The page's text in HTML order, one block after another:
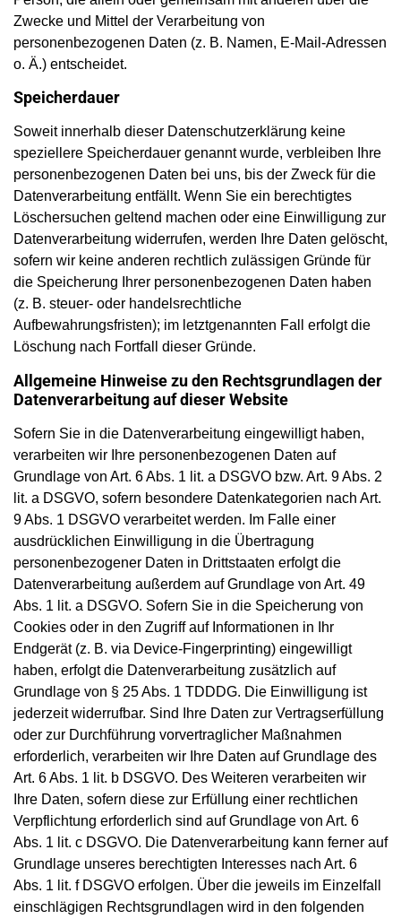
Zwecke und Mittel der Verarbeitung von
personenbezogenen Daten (z. B. Namen, E-Mail-Adressen
o. Ä.) entscheidet.
Speicherdauer
Soweit innerhalb dieser Datenschutzerklärung keine
speziellere Speicherdauer genannt wurde, verbleiben Ihre
personenbezogenen Daten bei uns, bis der Zweck für die
Datenverarbeitung entfällt. Wenn Sie ein berechtigtes
Löschersuchen geltend machen oder eine Einwilligung zur
Datenverarbeitung widerrufen, werden Ihre Daten gelöscht,
sofern wir keine anderen rechtlich zulässigen Gründe für
die Speicherung Ihrer personenbezogenen Daten haben
(z. B. steuer- oder handelsrechtliche
Aufbewahrungsfristen); im letztgenannten Fall erfolgt die
Löschung nach Fortfall dieser Gründe.
Allgemeine Hinweise zu den Rechtsgrundlagen der
Datenverarbeitung auf dieser Website
Sofern Sie in die Datenverarbeitung eingewilligt haben,
verarbeiten wir Ihre personenbezogenen Daten auf
Grundlage von Art. 6 Abs. 1 lit. a DSGVO bzw. Art. 9 Abs. 2
lit. a DSGVO, sofern besondere Datenkategorien nach Art.
9 Abs. 1 DSGVO verarbeitet werden. Im Falle einer
ausdrücklichen Einwilligung in die Übertragung
personenbezogener Daten in Drittstaaten erfolgt die
Datenverarbeitung außerdem auf Grundlage von Art. 49
Abs. 1 lit. a DSGVO. Sofern Sie in die Speicherung von
Cookies oder in den Zugriff auf Informationen in Ihr
Endgerät (z. B. via Device-Fingerprinting) eingewilligt
haben, erfolgt die Datenverarbeitung zusätzlich auf
Grundlage von § 25 Abs. 1 TDDDG. Die Einwilligung ist
jederzeit widerrufbar. Sind Ihre Daten zur Vertragserfüllung
oder zur Durchführung vorvertraglicher Maßnahmen
erforderlich, verarbeiten wir Ihre Daten auf Grundlage des
Art. 6 Abs. 1 lit. b DSGVO. Des Weiteren verarbeiten wir
Ihre Daten, sofern diese zur Erfüllung einer rechtlichen
Verpflichtung erforderlich sind auf Grundlage von Art. 6
Abs. 1 lit. c DSGVO. Die Datenverarbeitung kann ferner auf
Grundlage unseres berechtigten Interesses nach Art. 6
Abs. 1 lit. f DSGVO erfolgen. Über die jeweils im Einzelfall
einschlägigen Rechtsgrundlagen wird in den folgenden